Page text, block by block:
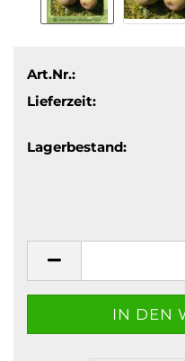
Art.Nr.:
Lieferzeit:
Lagerbestand: